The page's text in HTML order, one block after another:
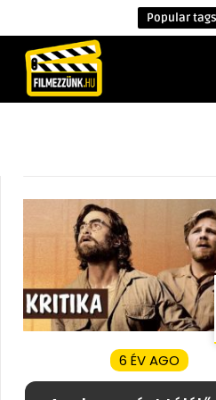
Popular
6 ÉV AGO